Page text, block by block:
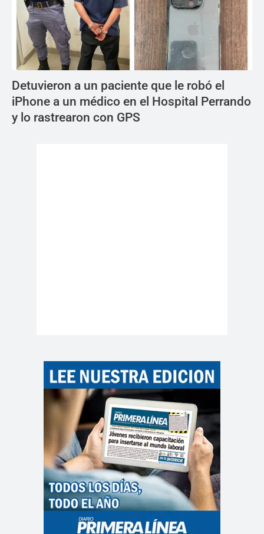
Detuvieron a un paciente que le robó el
iPhone a un médico en el Hospital Perrando
y lo rastrearon con GPS